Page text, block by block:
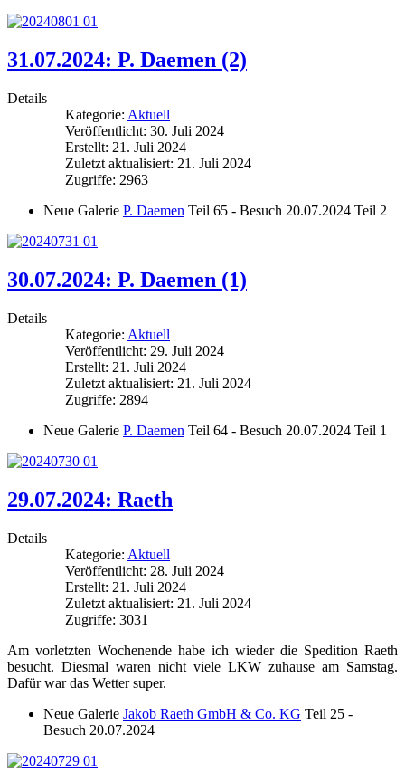
31.07.2024: P. Daemen (2)
Details
Kategorie: Aktuell
Veröffentlicht: 30. Juli 2024
Erstellt: 21. Juli 2024
Zuletzt aktualisiert: 21. Juli 2024
Zugriffe: 2963
Neue Galerie P. Daemen Teil 65 - Besuch 20.07.2024 Teil 2
30.07.2024: P. Daemen (1)
Details
Kategorie: Aktuell
Veröffentlicht: 29. Juli 2024
Erstellt: 21. Juli 2024
Zuletzt aktualisiert: 21. Juli 2024
Zugriffe: 2894
Neue Galerie P. Daemen Teil 64 - Besuch 20.07.2024 Teil 1
29.07.2024: Raeth
Details
Kategorie: Aktuell
Veröffentlicht: 28. Juli 2024
Erstellt: 21. Juli 2024
Zuletzt aktualisiert: 21. Juli 2024
Zugriffe: 3031
Am vorletzten Wochenende habe ich wieder die Spedition Raeth
besucht. Diesmal waren nicht viele LKW zuhause am Samstag.
Dafür war das Wetter super.
Neue Galerie Jakob Raeth GmbH & Co. KG Teil 25 -
Besuch 20.07.2024